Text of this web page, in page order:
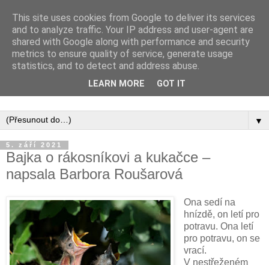
Inspirujte se tím, co píší posluchači kurzů a co se na nich
▼
5. září 2021
Bajka o rákosníkovi a kukačce –
napsala Barbora Roušarová
Ona sedí na
hnízdě, on letí pro
potravu. Ona letí
pro potravu, on se
vrací.
V nestřeženém
This site uses cookies from Google to deliver its services
and to analyze traffic. Your IP address and user-agent are
shared with Google along with performance and security
metrics to ensure quality of service, generate usage
statistics, and to detect and address abuse.
LEARN MORE GOT IT